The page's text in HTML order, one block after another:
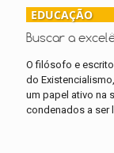
EDUCAÇÃO
Buscar a
O filósofo e
do
um papel ativo na
condenados a ser